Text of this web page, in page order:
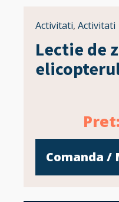
Activitati, Activitati
Lectie de
Pret:
Comanda /